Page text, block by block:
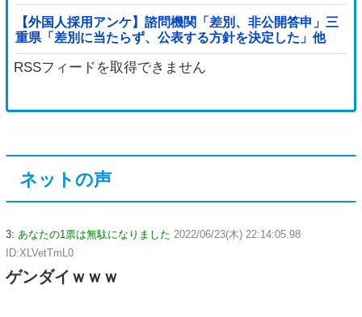
態に
【外国人採用アンケ】諮問機関「差別、非公開答申」三
重県「差別に当たらず、公表する方針を決定した」他
RSSフィードを取得できません
ネットの声
3: あなたの1票は無駄になりました 2022/06/23(木) 22:14:05.98
ID:XLVetTmL0
ゲンダイｗｗｗ